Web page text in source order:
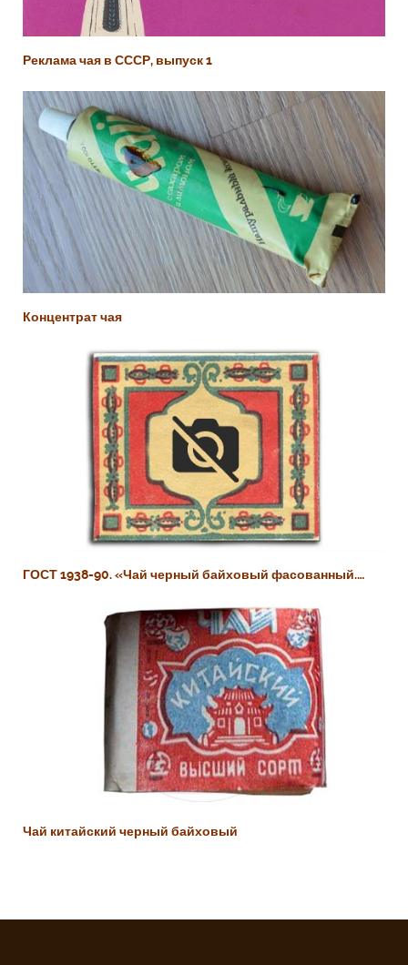
Реклама чая в СССР, выпуск 1
Концентрат чая
ГОСТ 1938-90. «Чай черный байховый фасованный.…
Чай китайский черный байховый